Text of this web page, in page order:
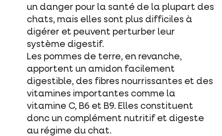
un danger pour la santé de la plupart des
chats, mais elles sont plus difficiles à
digérer et peuvent perturber leur
système digestif.
Les pommes de terre, en revanche,
apportent un amidon facilement
digestible, des fibres nourrissantes et des
vitamines importantes comme la
vitamine C, B6 et B9. Elles constituent
donc un complément nutritif et digeste
au régime du chat.